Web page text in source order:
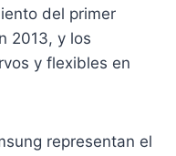
del primer
2013, y los
y flexibles en
representan el